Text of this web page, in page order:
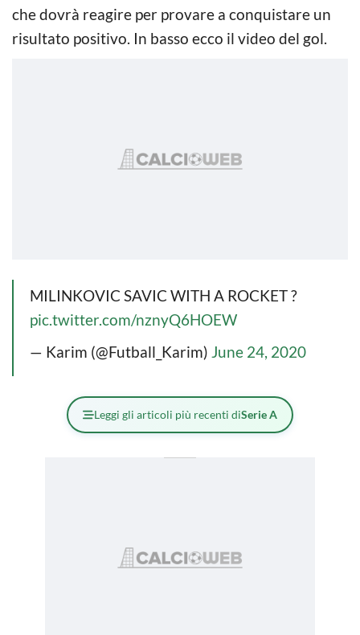
che dovrà reagire per provare a conquistare un
risultato positivo. In basso ecco il video del gol.
MILINKOVIC SAVIC WITH A ROCKET ?
pic.twitter.com/nznyQ6HOEW
— Karim (@Futball_Karim) June 24, 2020
Leggi gli articoli più recenti diSerie A